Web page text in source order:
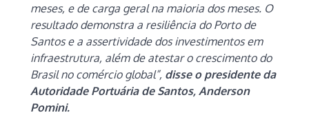
meses, e de carga geral na maioria dos meses. O
resultado demonstra a resiliência do Porto de
Santos e a assertividade dos investimentos em
infraestrutura, além de atestar o crescimento do
Brasil no comércio global”, disse o presidente da
Autoridade Portuária de Santos, Anderson
Pomini.